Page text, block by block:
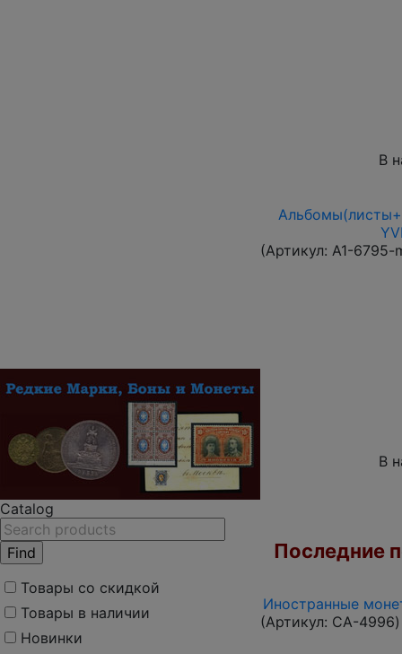
Catalog
Товары со скидкой
Товары в наличии
Новинки
В
(Артикул: A1-6795-
В
Последние
Иностранные
(Артикул: CA-4996)